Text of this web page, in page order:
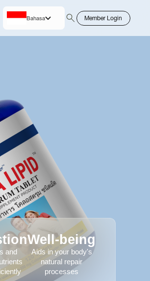
and
Well-being
Aids in your body's
natural repair
processes
Bahasa Member Login